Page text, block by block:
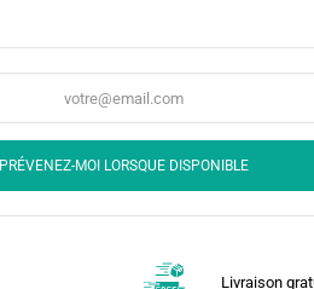
PRÉVENEZ-MOI LORSQUE DISPONIBLE
Livraison